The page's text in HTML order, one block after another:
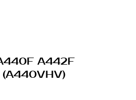
A442F
(A440VHV)